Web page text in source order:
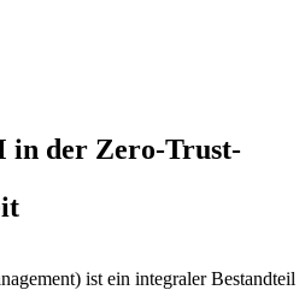
in der Zero-Trust-
ist ein integraler Bestandteil